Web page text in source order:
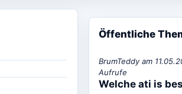
Öffentliche
BrumTeddy am
Aufrufe
Welche ati is